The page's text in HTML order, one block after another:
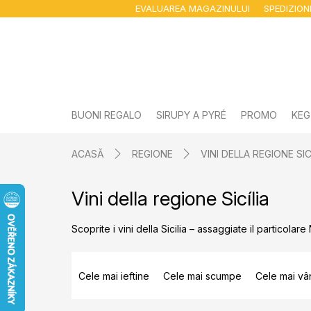
la
EVALUAREA MAGAZINULUI
BUONI REGALO SIRUPY A PYRÉ PROMO
ACASĂ REGIONE VINI DELLA REGIONE
Vini della regione Sicília
Scoprite i vini della Sicilia – assaggiate il
eCele mai ieftine Cele mai scumpe Cele mai